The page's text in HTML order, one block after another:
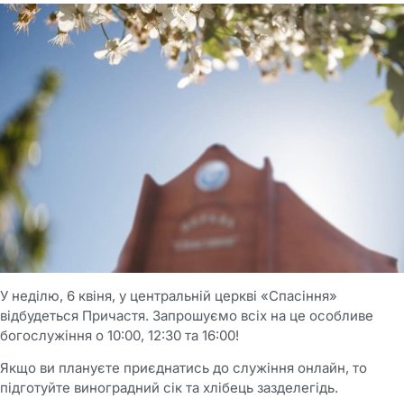
У неділю, 6 квіня, у центральній церкві «Спасіння»
відбудеться Причастя. Запрошуємо всіх на це особливе
богослужіння о 10:00, 12:30 та 16:00!
Якщо ви плануєте приєднатись до служіння онлайн, то
підготуйте виноградний сік та хлібець зазделегідь.